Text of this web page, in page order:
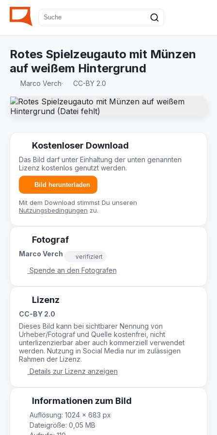
Rotes Spielzeugauto mit Münzen
auf weißem Hintergrund
Marco Verch· CC-BY 2.0
Kostenloser Download
Das Bild darf unter Einhaltung der unten genannten
Lizenz kostenlos genutzt werden.
Bild herunterladen
Mit dem Download stimmst Du unseren
Nutzungsbedingungen zu.
Fotograf
Marco Verch verifiziert
Spende an den Fotografen
Lizenz
CC-BY 2.0
Dieses Bild kann bei sichtbarer Nennung von
Urheber/Fotograf und Quelle kostenfrei, nicht
unterlizenzierbar aber auch kommerziell verwendet
werden. Nutzung in Social Media nur im zulässigen
Rahmen der Lizenz.
Details zur Lizenz anzeigen
Informationen zum Bild
Auflösung: 1024 × 683 px
Dateigröße: 0,05 MB